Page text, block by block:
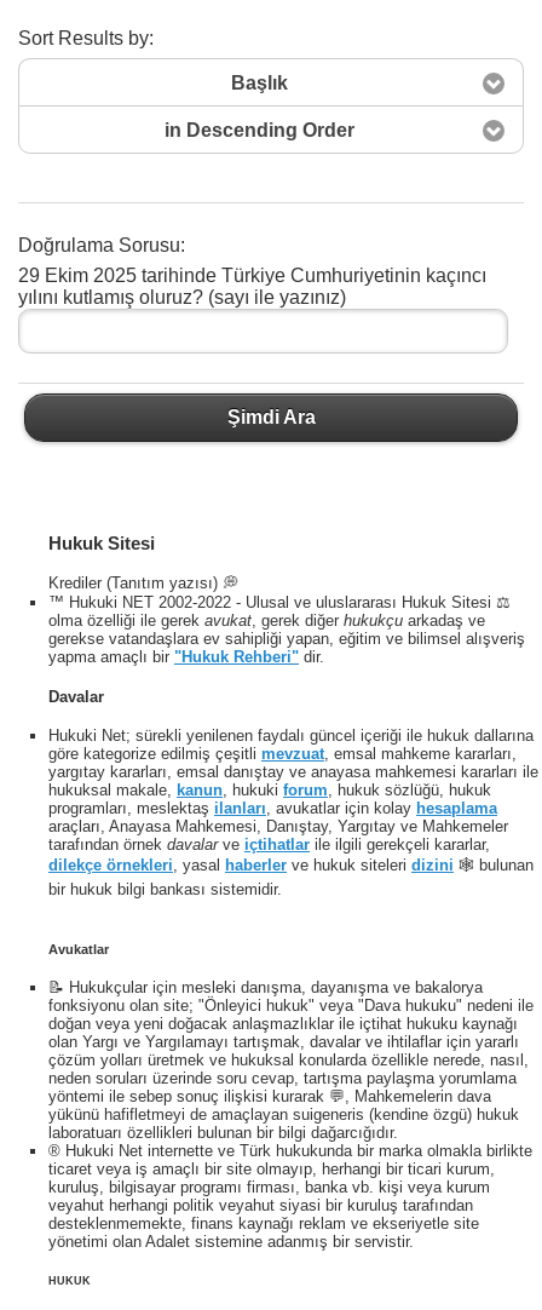
Sort Results by:
Başlık
in Descending Order
Doğrulama Sorusu:
29 Ekim 2025 tarihinde Türkiye Cumhuriyetinin kaçıncı
yılını kutlamış oluruz? (sayı ile yazınız)
Şimdi Ara
Hukuk Sitesi
Krediler (Tanıtım yazısı) 💭
™ Hukuki NET 2002-2022 - Ulusal ve uluslararası Hukuk Sitesi ⚖️
olma özelliği ile gerek avukat, gerek diğer hukukçu arkadaş ve
gerekse vatandaşlara ev sahipliği yapan, eğitim ve bilimsel alışveriş
yapma amaçlı bir "Hukuk Rehberi" dir.
Davalar
Hukuki Net; sürekli yenilenen faydalı güncel içeriği ile hukuk dallarına
göre kategorize edilmiş çeşitli mevzuat , emsal mahkeme kararları,
yargıtay kararları, emsal danıştay ve anayasa mahkemesi kararları ile
hukuksal makale,
kanun , hukuki forum , hukuk sözlüğü, hukuk
programları, meslektaş ilanları , avukatlar için kolay hesaplama
araçları, Anayasa Mahkemesi, Danıştay, Yargıtay ve Mahkemeler
tarafından örnek davalarve içtihatlar ile ilgili gerekçeli kararlar,
dilekçe örnekleri , yasal haberler ve hukuk siteleri dizini 🕸 bulunan
bir hukuk bilgi bankası sistemidir.
Avukatlar
📝 Hukukçular için mesleki danışma, dayanışma ve bakalorya
fonksiyonu olan site; "Önleyici hukuk" veya "Dava hukuku" nedeni ile
doğan veya yeni doğacak anlaşmazlıklar ile içtihat hukuku kaynağı
olan Yargı ve Yargılamayı tartışmak, davalar ve ihtilaflar için yararlı
çözüm yolları üretmek ve hukuksal konularda özellikle nerede, nasıl,
neden soruları üzerinde soru cevap, tartışma paylaşma yorumlama
yöntemi ile sebep sonuç ilişkisi kurarak 💬, Mahkemelerin dava
yükünü hafifletmeyi de amaçlayan suigeneris (kendine özgü) hukuk
laboratuarı özellikleri bulunan bir bilgi dağarcığıdır.
® Hukuki Net internette ve Türk hukukunda bir marka olmakla birlikte
ticaret veya iş amaçlı bir site olmayıp, herhangi bir ticari kurum,
kuruluş, bilgisayar programı firması, banka vb. kişi veya kurum
veyahut herhangi politik veyahut siyasi bir kuruluş tarafından
desteklenmemekte, finans kaynağı reklam ve ekseriyetle site
yönetimi olan Adalet sistemine adanmış bir servistir.
HUKUK